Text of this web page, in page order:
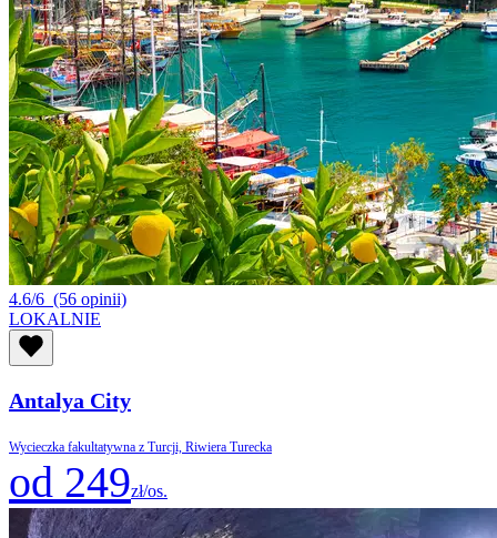
4.6/6 (56 opinii)
LOKALNIE
Antalya City
Wycieczka fakultatywna z Turcji, Riwiera Turecka
od 249zł/os.